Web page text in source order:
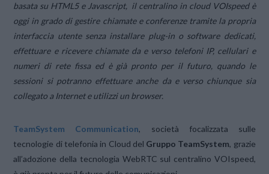
basata su HTML5 e Javascript, il centralino in cloud VOIspeed è
oggi in grado di gestire chiamate e conferenze tramite la propria
interfaccia utente senza installare plug-in o software dedicati,
effettuare e ricevere chiamate da e verso telefoni IP, cellulari e
numeri di rete fissa ed è già pronto per il futuro, quando le
sessioni si potranno effettuare anche da e verso chiunque sia
collegato a Internet e utilizzi un browser.
TeamSystem Communication, società focalizzata sulle
tecnologie di telefonia in Cloud del Gruppo TeamSystem, grazie
all’adozione della tecnologia WebRTC sul centralino VOIspeed,